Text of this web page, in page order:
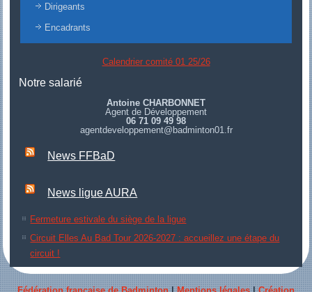
Dirigeants
Encadrants
Calendrier comité 01 25/26
Notre salarié
Antoine CHARBONNET
Agent de Développement
06 71 09 49 98
agentdeveloppement@badminton01.fr
News FFBaD
News ligue AURA
Fermeture estivale du siège de la ligue
Circuit Elles Au Bad Tour 2026-2027 : accueillez une étape du
circuit !